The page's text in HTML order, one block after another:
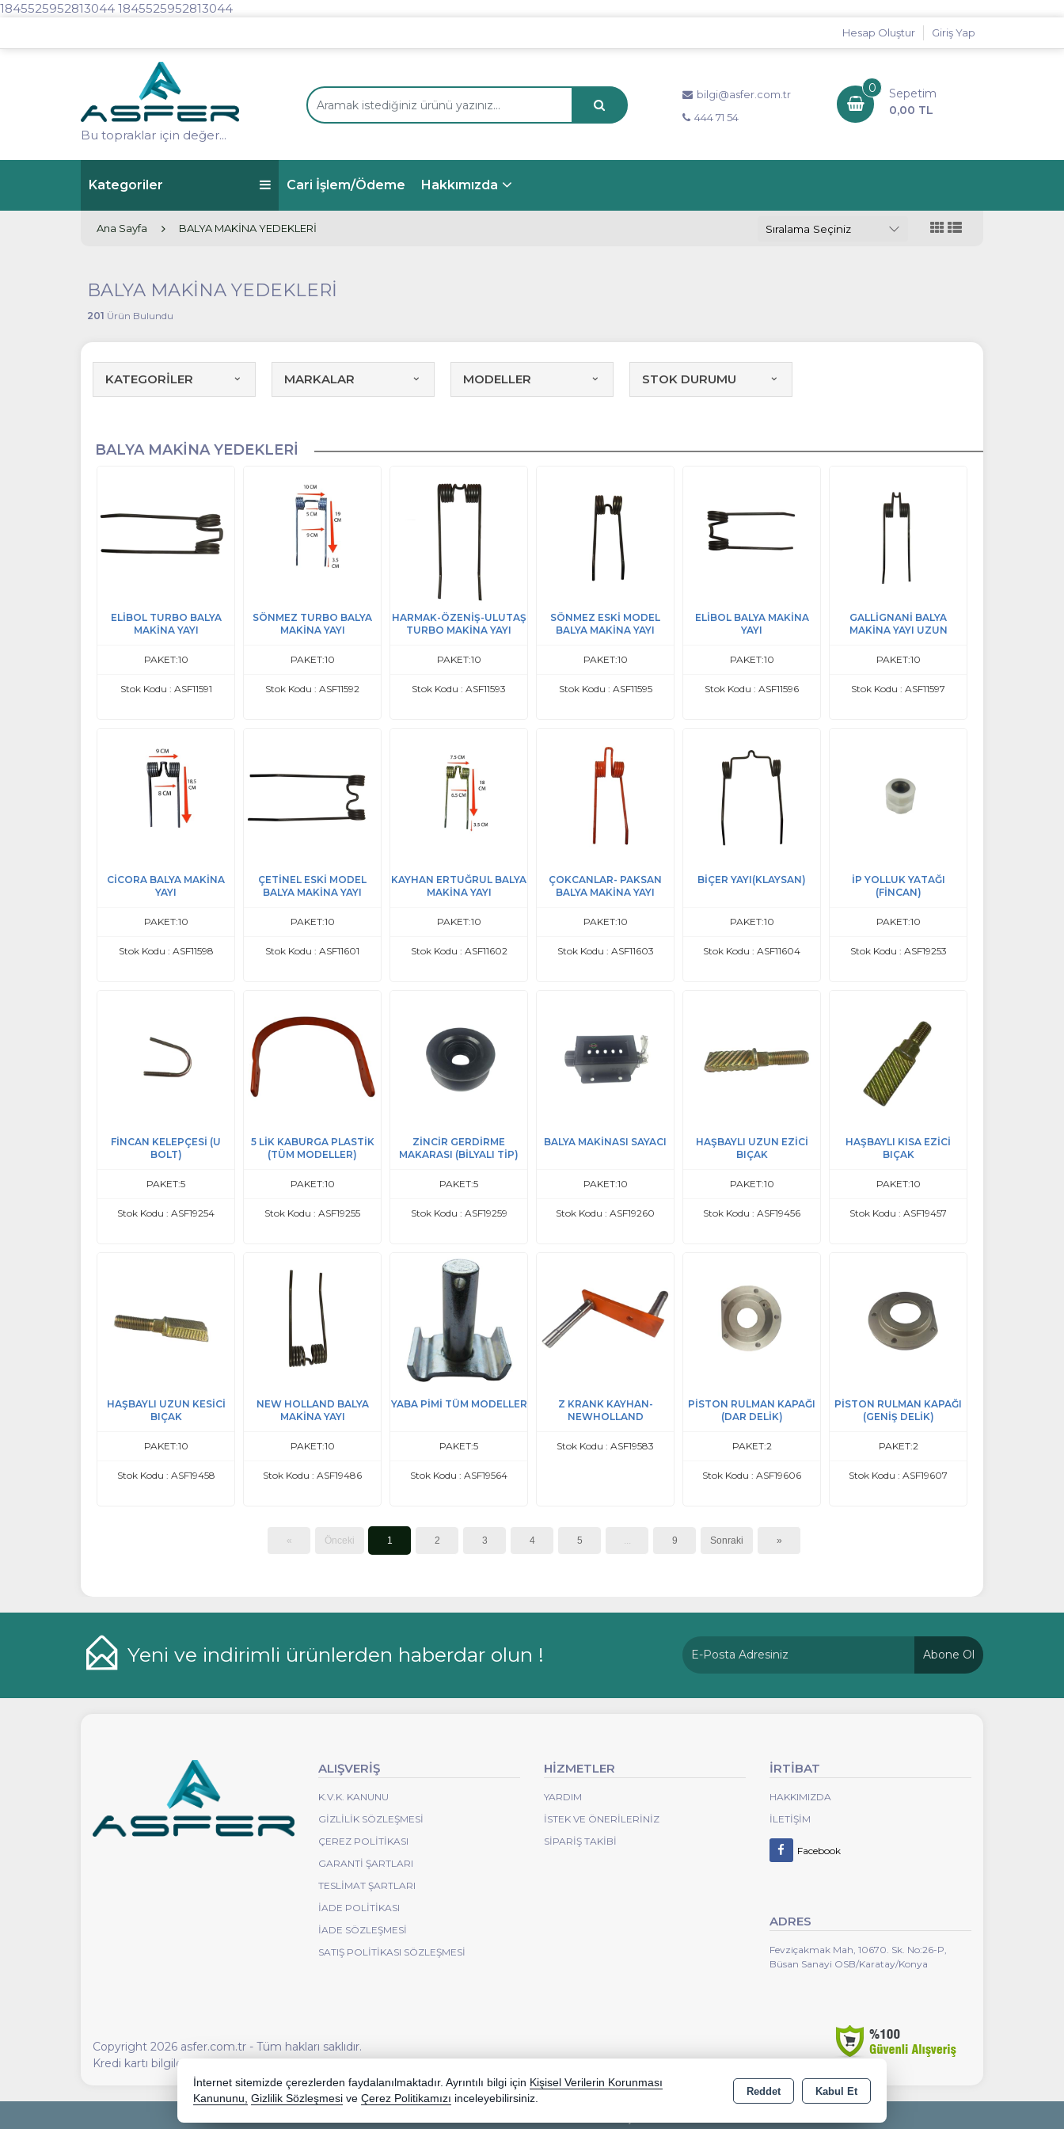
1845525952813044 1845525952813044
Giriş Yap
Hesap Oluştur
Bu topraklar için değer...
bilgi@asfer.com.tr
444 71 54
0
Sepetim
0,00 TL
Kategoriler Cari İşlem/Ödeme Hakkımızda
Ana Sayfa BALYA MAKİNA YEDEKLERİ
BALYA MAKİNA YEDEKLERİ
201 Ürün Bulundu
KATEGORİLER MARKALAR MODELLER STOK DURUMU
BALYA MAKİNA YEDEKLERİ
ELİBOL TURBO BALYA
MAKİNA YAYI
PAKET:10
Stok Kodu : ASF11591
SÖNMEZ TURBO BALYA
MAKİNA YAYI
PAKET:10
Stok Kodu : ASF11592
HARMAK-ÖZENİŞ-ULUTAŞ
TURBO MAKİNA YAYI
PAKET:10
Stok Kodu : ASF11593
SÖNMEZ ESKİ MODEL
BALYA MAKİNA YAYI
PAKET:10
Stok Kodu : ASF11595
ELİBOL BALYA MAKİNA
YAYI
PAKET:10
Stok Kodu : ASF11596
GALLİGNANİ BALYA
MAKİNA YAYI UZUN
PAKET:10
Stok Kodu : ASF11597
CİCORA BALYA MAKİNA
YAYI
PAKET:10
Stok Kodu : ASF11598
ÇETİNEL ESKİ MODEL
BALYA MAKİNA YAYI
PAKET:10
Stok Kodu : ASF11601
KAYHAN ERTUĞRUL BALYA
MAKİNA YAYI
PAKET:10
Stok Kodu : ASF11602
ÇOKCANLAR- PAKSAN
BALYA MAKİNA YAYI
PAKET:10
Stok Kodu : ASF11603
BİÇER YAYI(KLAYSAN)
PAKET:10
Stok Kodu : ASF11604
İP YOLLUK YATAĞI
(FİNCAN)
PAKET:10
Stok Kodu : ASF19253
FİNCAN KELEPÇESİ (U
BOLT)
PAKET:5
Stok Kodu : ASF19254
5 LİK KABURGA PLASTİK
(TÜM MODELLER)
PAKET:10
Stok Kodu : ASF19255
ZİNCİR GERDİRME
MAKARASI (BİLYALI TİP)
PAKET:5
Stok Kodu : ASF19259
BALYA MAKİNASI SAYACI
PAKET:10
Stok Kodu : ASF19260
HAŞBAYLI UZUN EZİCİ
BIÇAK
PAKET:10
Stok Kodu : ASF19456
HAŞBAYLI KISA EZİCİ
BIÇAK
PAKET:10
Stok Kodu : ASF19457
HAŞBAYLI UZUN KESİCİ
BIÇAK
PAKET:10
Stok Kodu : ASF19458
NEW HOLLAND BALYA
MAKİNA YAYI
PAKET:10
Stok Kodu : ASF19486
YABA PİMİ TÜM MODELLER
PAKET:5
Stok Kodu : ASF19564
Z KRANK KAYHAN-
NEWHOLLAND
Stok Kodu : ASF19583
PİSTON RULMAN KAPAĞI
(DAR DELİK)
PAKET:2
Stok Kodu : ASF19606
PİSTON RULMAN KAPAĞI
(GENİŞ DELİK)
PAKET:2
Stok Kodu : ASF19607
« Önceki 1 2 3 4 5 ... 9 Sonraki »
Yeni ve indirimli ürünlerden haberdar olun ! Abone Ol
ALIŞVERİŞ
K.V.K. KANUNU
GIZLILIK SÖZLEŞMESI
ÇEREZ POLITIKASI
GARANTI ŞARTLARI
TESLIMAT ŞARTLARI
İADE POLITIKASI
İADE SÖZLEŞMESI
SATIŞ POLITIKASI SÖZLEŞMESI
HİZMETLER
YARDIM
İSTEK VE ÖNERILERINIZ
SIPARIŞ TAKIBI
İRTİBAT
HAKKIMIZDA
İLETIŞIM
Facebook
ADRES
Fevziçakmak Mah, 10670. Sk. No:26-P,
Büsan Sanayi OSB/Karatay/Konya
Copyright 2026 asfer.com.tr - Tüm hakları saklıdır.
Kredi kartı bilgileriniz 256bit SSL sertifikası ile korunmaktadır.
İnternet sitemizde çerezlerden faydalanılmaktadır. Ayrıntılı bilgi için Kişisel Verilerin Korunması
Kanununu, Gizlilik Sözleşmesi ve Çerez Politikamızı inceleyebilirsiniz.
Reddet Kabul Et